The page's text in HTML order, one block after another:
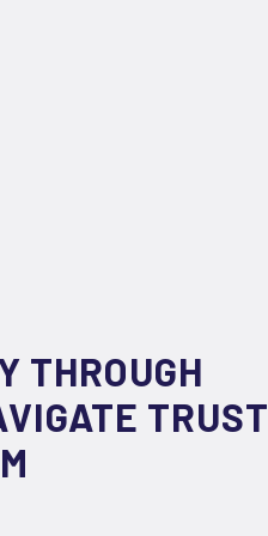
THROUGH
TRUST